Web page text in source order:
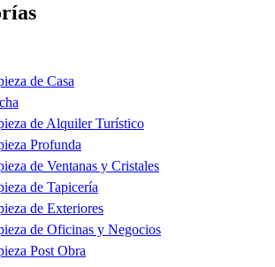
de Casa
de Alquiler Turístico
Profunda
de Ventanas y Cristales
de Tapicería
de Exteriores
de Oficinas y Negocios
Post Obra